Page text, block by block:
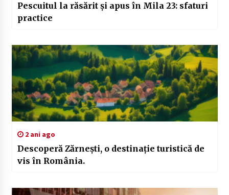
Pescuitul la răsărit și apus în Mila 23: sfaturi
practice
2 ani ago
Descoperă Zărnești, o destinație turistică de
vis în România.